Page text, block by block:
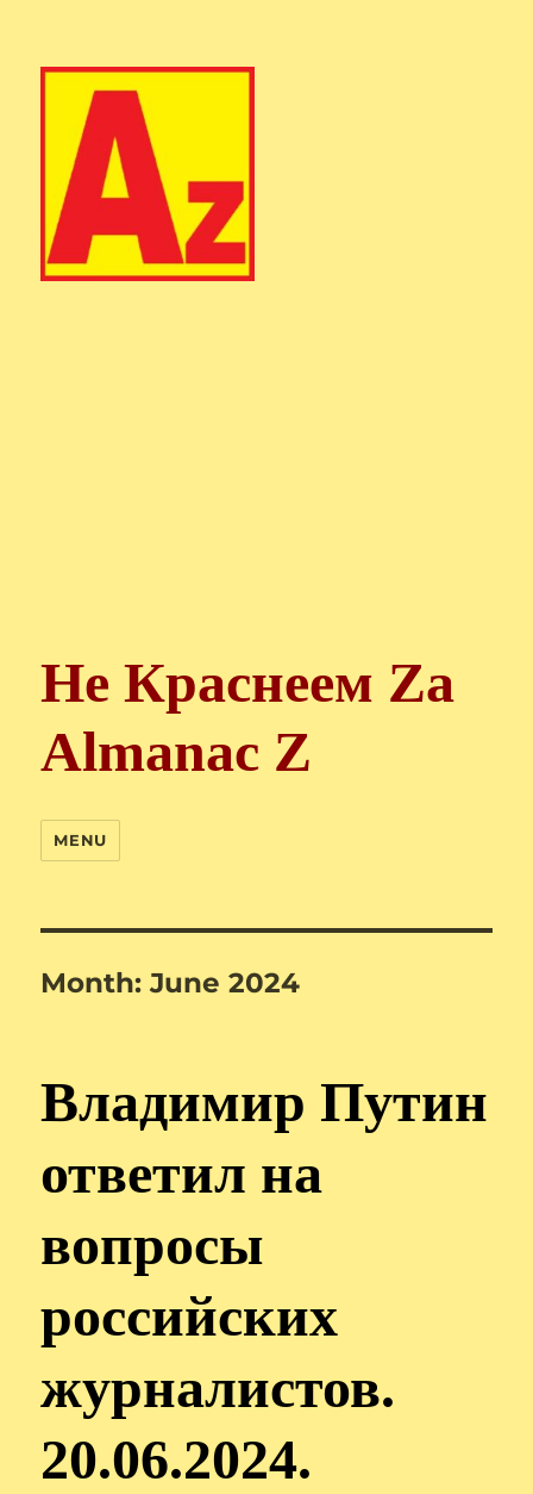
Не Краснеем Zа
Almanac Z
MENU
Month:June 2024
Владимир Путин
ответил на
вопросы
российских
журналистов.
20.06.2024.